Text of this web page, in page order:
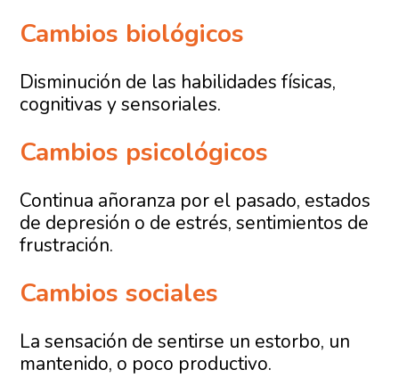
Cambios biológicos
Disminución de las habilidades físicas,
cognitivas y sensoriales.
Cambios psicológicos
Continua añoranza por el pasado, estados
de depresión o de estrés, sentimientos de
frustración.
Cambios sociales
La sensación de sentirse un estorbo, un
mantenido, o poco productivo.